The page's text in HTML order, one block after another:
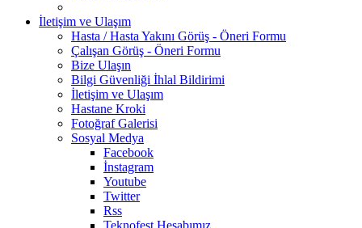
İletişim ve Ulaşım
Hasta / Hasta Yakını Görüş - Öneri Formu
Çalışan Görüş - Öneri Formu
Bize Ulaşın
Bilgi Güvenliği İhlal Bildirimi
İletişim ve Ulaşım
Hastane Kroki
Fotoğraf Galerisi
Sosyal Medya
Facebook
İnstagram
Youtube
Twitter
Rss
Teknofest Hesabımız